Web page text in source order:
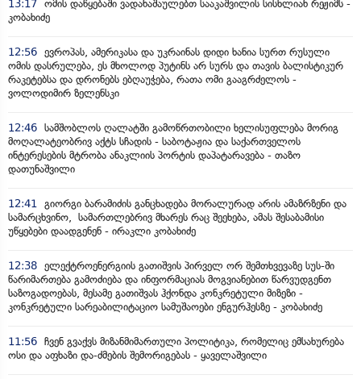
13:17 ომის დაწყებაში ვადანაშაულებთ სააკაშვილის სისხლიან რეჟიმს -
კობახიძე
12:56 ევროპას, ამერიკასა და უკრაინას დიდი ხანია სურთ რუსული
ომის დასრულება, ეს მხოლოდ პუტინს არ სურს და თავის ბალისტიკურ
რაკეტებსა და დრონებს ებღაუჭება, რათა ომი გააგრძელოს -
ვოლოდიმირ ზელენსკი
12:46 სამშობლოს ღალატში გამოწრთობილი ხელისუფლება მორიგ
მოღალატეობრივ აქტს სჩადის - საბოტაჟია და საქართველოს
ინტერესების მტრობა ანაკლიის პორტის დაპატარავება - თაზო
დათუნაშვილი
12:41 გიორგი ბარამიძის განცხადება მორალურად არის ამაზრზენი და
სამარცხვინო, სამართლებრივ მხარეს რაც შეეხება, ამას შესაბამისი
უწყებები დაადგენენ - ირაკლი კობახიძე
12:38 ელექტროენერგიის გათიშვის პირველ ორ შემთხვევაზე სუს-ში
წარიმართება გამოძიება და ინფორმაციას მოგვიანებით წარვუდგენთ
საზოგადოებას, მესამე გათიშვას ჰქონდა კონკრეტული მიზეზი -
კონკრეტული სარეაბილიტაციო სამუშაოები ენგურჰესზე - კობახიძე
11:56 ჩვენ გვაქვს მიზანმიმართული პოლიტიკა, რომელიც ემსახურება
ოსი და აფხაზი და-ძმების შემორიგებას - ყაველაშვილი